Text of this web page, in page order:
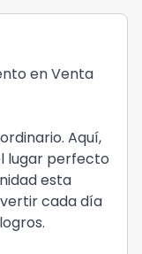
en Venta
Aquí,
lugar perfecto
esta
cada día